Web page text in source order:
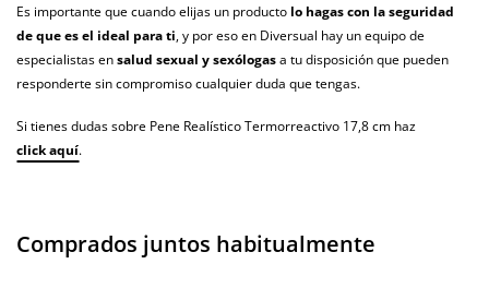
Es importante que cuando elijas un producto lo hagas con la seguridad
de que es el ideal para ti, y por eso en Diversual hay un equipo de
especialistas ensalud sexual y sexólogasa tu disposición que pueden
responderte sin compromiso cualquier duda que tengas.
Si tienes dudas sobre Pene Realístico Termorreactivo 17,8 cm haz
click aquí.
Comprados juntos habitualmente